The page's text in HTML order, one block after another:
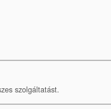
szolgáltatást.